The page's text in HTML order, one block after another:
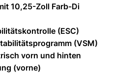
10,25-Zoll Farb-Di
(ESC)
(VSM)
vorn und hinten
(vorne)